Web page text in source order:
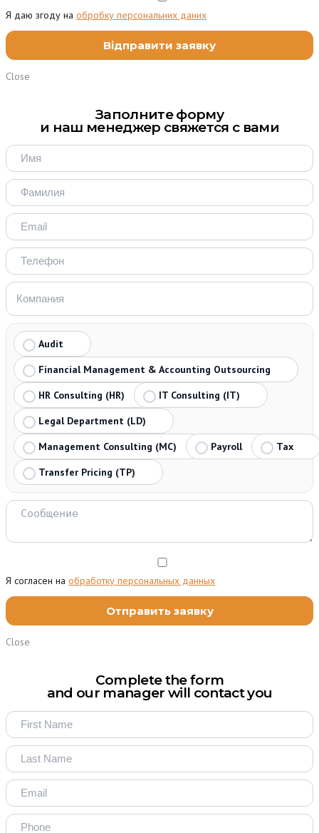
Я даю згоду на обробку персональних даних
Close
Заполните форму
и наш менеджер свяжется с вами
Audit
Financial Management & Accounting Outsourcing
HR Consulting (HR)
IT Consulting (IT)
Legal Department (LD)
Management Consulting (MC)
Payroll
Tax
Transfer Pricing (TP)
Я согласен на обработку персональных данных
Close
Complete the form
and our manager will contact you